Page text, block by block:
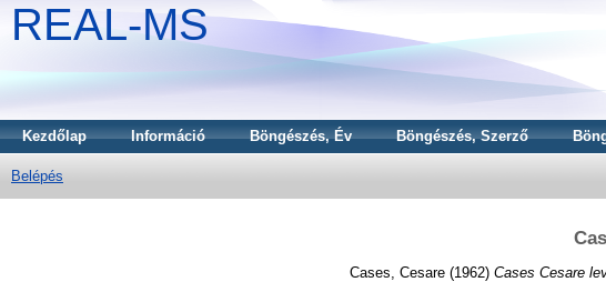
REAL-MS
Kezdőlap Információ Böngészés, Év Böngészés, Szerző
Belépés
Cases, Cesare (1962) Cases Cesare